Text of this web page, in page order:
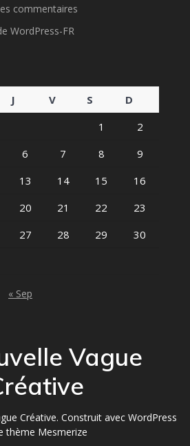
commentaires
WordPress-FR
J V S
D
1
2
6 7 8
9
13 14 15
16
20 21 22
23
27 28 29
30
« Sep
Vague
Créative. Construit avec WordPress
thème Mesmerize